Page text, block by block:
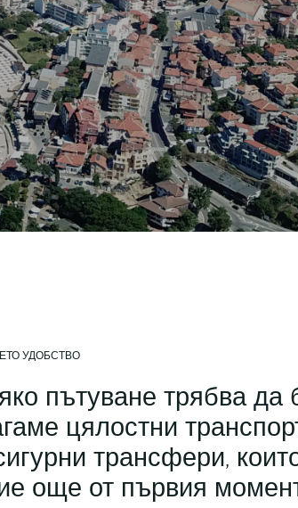
УДОБСТВО
пътуване трябва да
цялостни
трансфери,
още от първия